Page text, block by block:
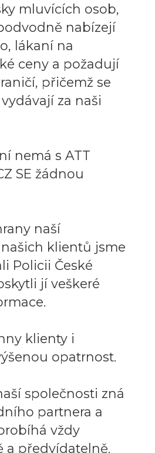
mluvících osob,
nabízejí
lákaní na
ceny a požadují
přičemž se
za naši
nemá s ATT
SE žádnou
naší
klientů jsme
Policii České
jí veškeré
klienty i
opatrnost.
společnosti zná
partnera a
vždy
a předvídatelně.